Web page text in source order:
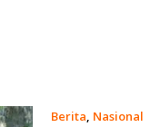
Berita, Nasional